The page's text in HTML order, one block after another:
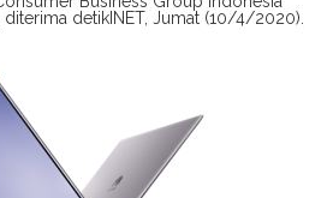
detikINET, Jumat (10/4/2020).